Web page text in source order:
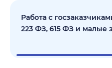
Работа с
223 ФЗ, 615 ФЗ и малые